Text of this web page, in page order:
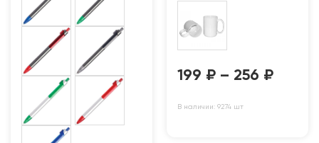
199 ₽ – 256 ₽
В наличии: 9274 шт